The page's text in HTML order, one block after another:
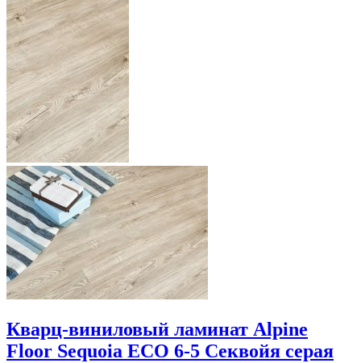
Кварц-виниловый ламинат Alpine
Floor Sequoia ECO 6-5 Секвойя серая